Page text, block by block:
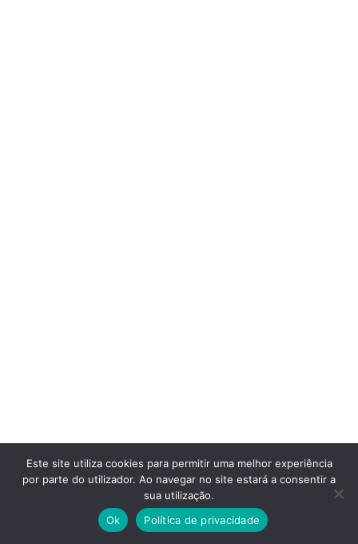
Este site utiliza cookies para permitir uma melhor experiência
por parte do utilizador. Ao navegar no site estará a consentir a
sua utilização.
Ok
Política de privacidade